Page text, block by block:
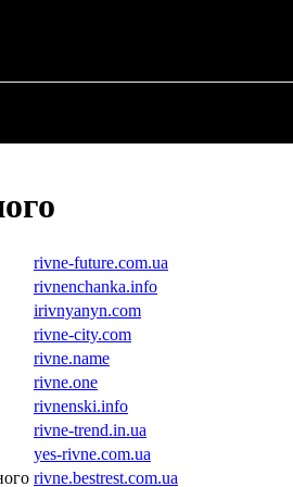
rivne-future.com.ua
rivnenchanka.info
irivnyanyn.com
rivne-city.com
rivne.name
rivne.one
rivnenski.info
rivne-trend.in.ua
yes-rivne.com.ua
rivne.bestrest.com.ua